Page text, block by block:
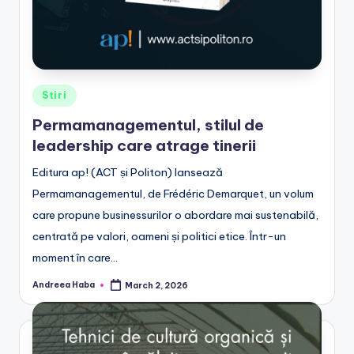
Posted
Stiri
Permamanagementul, stilul de
leadership care atrage tinerii
Editura ap! (ACT ṣi Politon) lansează
Permamanagementul, de Frédéric Demarquet, un volum
care propune businessurilor o abordare mai sustenabilă,
centrată pe valori, oameni și politici etice. Într-un
moment în care…
Posted
Andreea Haba March 2, 2026